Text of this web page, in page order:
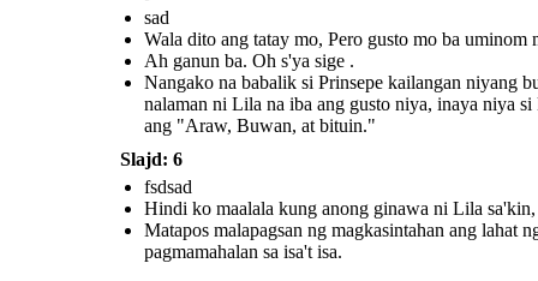
Matapos malapagsan ng
magkasintahan ang lahat ng
dinanas nila na pagsubok, Sa
bandang huli ay sila ay nagpakasal.
Hindi natalo ng kung ano mang
pagsubok ag kanilang
pagmamahalan sa isa't isa.
sad
Wala dito ang tatay mo, Pero gusto mo ba uminom
Ah ganun ba. Oh s'ya sige .
Nangako na babalik si Prinsepe kailangan niyang
nalaman ni Lila na iba ang gusto niya, inaya niya
ang "Araw, Buwan, at bituin."
Slajd: 6
fsdsad
Hindi ko maalala kung anong ginawa ni Lila
Matapos malapagsan ng magkasintahan ang lahat
pagmamahalan sa isa't isa.